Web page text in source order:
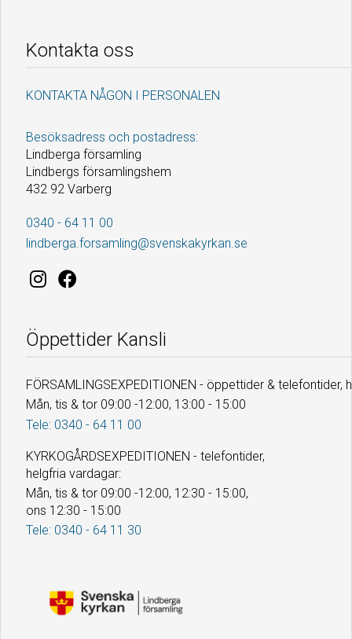
Kontakta oss
KONTAKTA NÅGON I PERSONALEN
Besöksadress och postadress:
Lindberga församling
Lindbergs församlingshem
432 92 Varberg
0340 - 64 11 00
lindberga.forsamling@svenskakyrkan.se
Öppettider Kansli
FÖRSAMLINGSEXPEDITIONEN - öppettider & telefontider,
Mån, tis & tor 09:00 -12:00, 13:00 - 15:00
Tele: 0340 - 64 11 00
KYRKOGÅRDSEXPEDITIONEN - telefontider,
helgfria vardagar:
Mån, tis & tor 09:00 -12:00, 12:30 - 15:00,
ons 12:30 - 15:00
Tele: 0340 - 64 11 30